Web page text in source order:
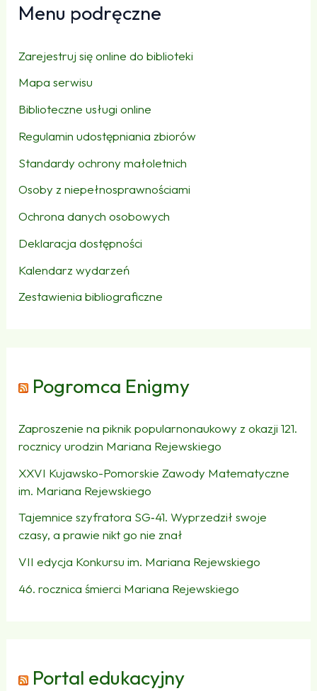
Menu podręczne
Zarejestruj się online do biblioteki
Mapa serwisu
Biblioteczne usługi online
Regulamin udostępniania zbiorów
Standardy ochrony małoletnich
Osoby z niepełnosprawnościami
Ochrona danych osobowych
Deklaracja dostępności
Kalendarz wydarzeń
Zestawienia bibliograficzne
Pogromca Enigmy
Zaproszenie na piknik popularnonaukowy z okazji 121.
rocznicy urodzin Mariana Rejewskiego
XXVI Kujawsko-Pomorskie Zawody Matematyczne
im. Mariana Rejewskiego
Tajemnice szyfratora SG‑41. Wyprzedził swoje
czasy, a prawie nikt go nie znał
VII edycja Konkursu im. Mariana Rejewskiego
46. rocznica śmierci Mariana Rejewskiego
Portal edukacyjny